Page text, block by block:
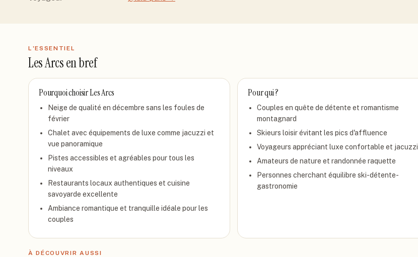
L'ESSENTIEL
Les Arcsen bref
Pourquoi choisirLes Arcs
Neige de qualité en décembre sans les foules de
février
Chalet avec équipements de luxe comme jacuzzi et
vue panoramique
Pistes accessibles et agréables pour tous les
niveaux
Restaurants locaux authentiques et cuisine
savoyarde excellente
Ambiance romantique et tranquille idéale pour les
couples
Pour qui ?
Couples en quête de détente et romantisme
montagnard
Skieurs loisir évitant les pics d'affluence
Voyageurs appréciant luxe confortable et jacuzzi
Amateurs de nature et randonnée raquette
Personnes cherchant équilibre ski-détente-
gastronomie
À DÉCOUVRIR AUSSI